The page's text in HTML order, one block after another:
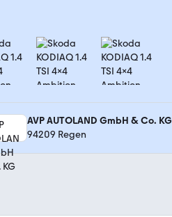
AVP AUTOLAND GmbH & Co. KG
94209 Regen